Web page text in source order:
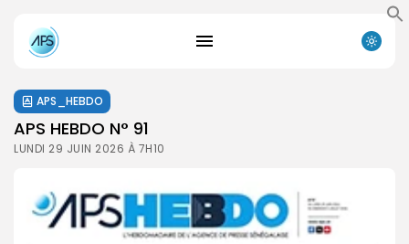
APS_HEBDO
APS HEBDO N° 91
LUNDI 29 JUIN 2026 À 7H10